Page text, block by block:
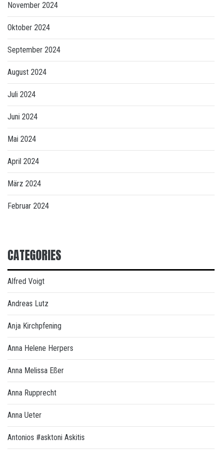
November 2024
Oktober 2024
September 2024
August 2024
Juli 2024
Juni 2024
Mai 2024
April 2024
März 2024
Februar 2024
CATEGORIES
Alfred Voigt
Andreas Lutz
Anja Kirchpfening
Anna Helene Herpers
Anna Melissa Eßer
Anna Rupprecht
Anna Ueter
Antonios #asktoni Askitis